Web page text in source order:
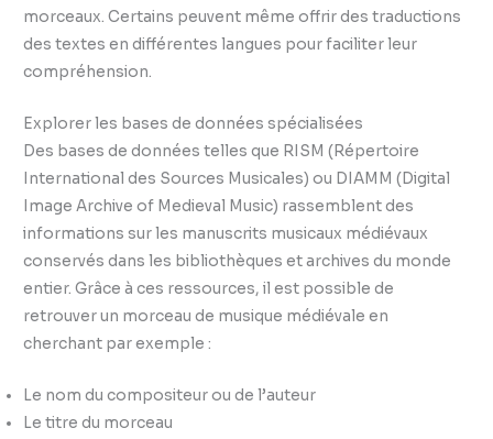
morceaux. Certains peuvent même offrir des traductions
des textes en différentes langues pour faciliter leur
compréhension.
Explorer les bases de données spécialisées
Des bases de données telles que RISM (Répertoire
International des Sources Musicales) ou DIAMM (Digital
Image Archive of Medieval Music) rassemblent des
informations sur les manuscrits musicaux médiévaux
conservés dans les bibliothèques et archives du monde
entier. Grâce à ces ressources, il est possible de
retrouver un morceau de musique médiévale en
cherchant par exemple :
Le nom du compositeur ou de l’auteur
Le titre du morceau